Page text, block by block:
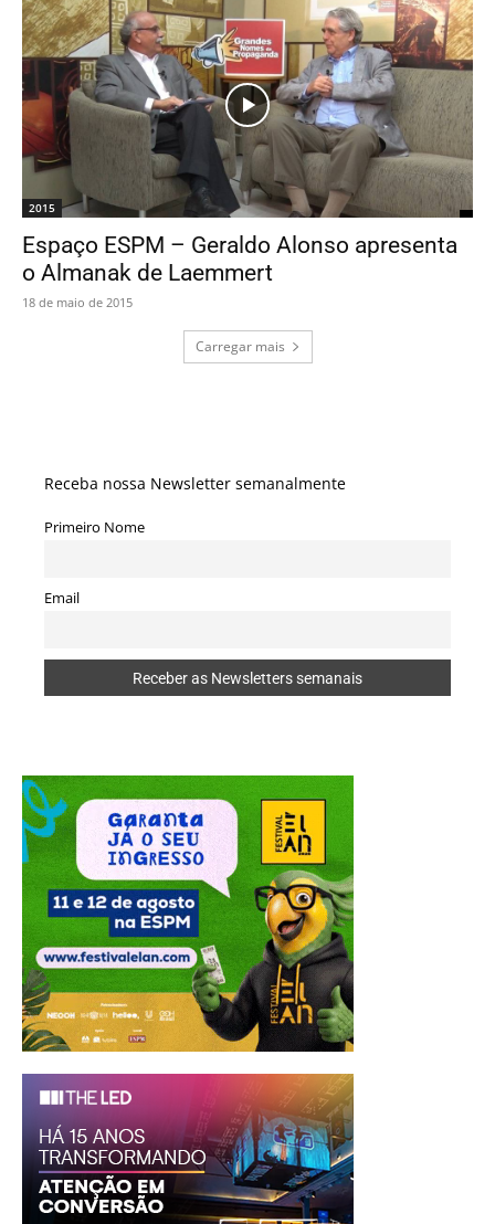
2015
Espaço ESPM – Geraldo Alonso apresenta
o Almanak de Laemmert
18 de maio de 2015
Carregar mais
Receba nossa Newsletter semanalmente
Primeiro Nome
Email